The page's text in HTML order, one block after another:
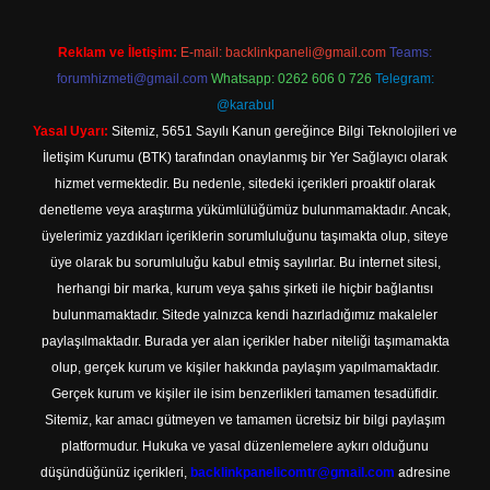
Reklam ve İletişim: E-mail: backlinkpaneli@gmail.com Teams:
forumhizmeti@gmail.com Whatsapp: 0262 606 0 726 Telegram:
@karabul
Yasal Uyarı: Sitemiz, 5651 Sayılı Kanun gereğince Bilgi Teknolojileri ve
İletişim Kurumu (BTK) tarafından onaylanmış bir Yer Sağlayıcı olarak
hizmet vermektedir. Bu nedenle, sitedeki içerikleri proaktif olarak
denetleme veya araştırma yükümlülüğümüz bulunmamaktadır. Ancak,
üyelerimiz yazdıkları içeriklerin sorumluluğunu taşımakta olup, siteye
üye olarak bu sorumluluğu kabul etmiş sayılırlar. Bu internet sitesi,
herhangi bir marka, kurum veya şahıs şirketi ile hiçbir bağlantısı
bulunmamaktadır. Sitede yalnızca kendi hazırladığımız makaleler
paylaşılmaktadır. Burada yer alan içerikler haber niteliği taşımamakta
olup, gerçek kurum ve kişiler hakkında paylaşım yapılmamaktadır.
Gerçek kurum ve kişiler ile isim benzerlikleri tamamen tesadüfidir.
Sitemiz, kar amacı gütmeyen ve tamamen ücretsiz bir bilgi paylaşım
platformudur. Hukuka ve yasal düzenlemelere aykırı olduğunu
düşündüğünüz içerikleri, backlinkpanelicomtr@gmail.com adresine